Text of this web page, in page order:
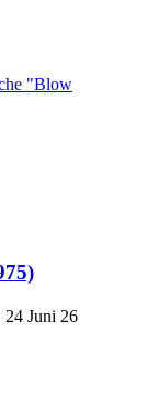
24 Juni 26